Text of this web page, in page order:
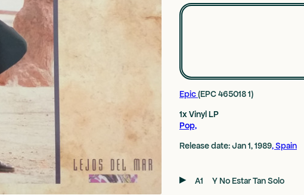
Epic(EPC 465018 1)
1x VinylLP
Pop,
Release date: Jan 1, 1989, Spain
A1 Y No Estar Tan Solo